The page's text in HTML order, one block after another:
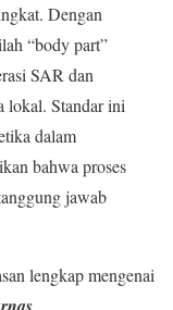
Dengan
“body part”
SAR dan
lokal. Standar ini
dalam
bahwa proses
jawab
lengkap mengenai